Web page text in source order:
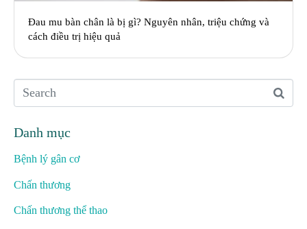
Đau mu bàn chân là bị gì? Nguyên nhân, triệu chứng và
cách điều trị hiệu quả
Danh mục
Bệnh lý gân cơ
Chấn thương
Chấn thương thể thao